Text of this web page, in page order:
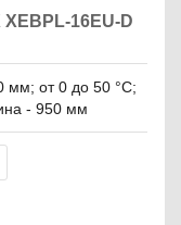
16EU-D
мм; от 0 до 50 °С;
- 950 мм